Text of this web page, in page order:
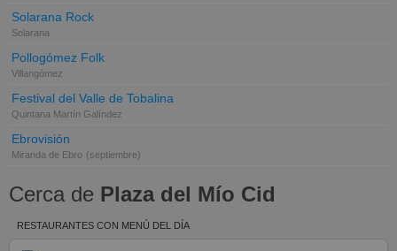
Solarana Rock
Solarana
Pollogómez Folk
Villangómez
Festival del Valle de Tobalina
Quintana Martín Galíndez
Ebrovisión
Miranda de Ebro (septiembre)
Cerca de Plaza del Mío Cid
RESTAURANTES CON MENÚ DEL DÍA